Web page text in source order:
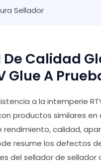
Sellador
Calidad
Glue A
a la intemperie
productos similares
rendimiento, calidad,
resume los defectos
del sellador de sellador